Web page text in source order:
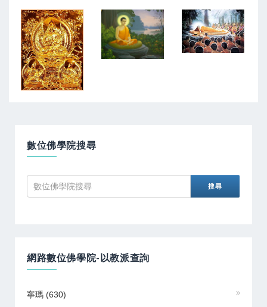
數位佛學院搜尋
網路數位佛學院-以教派查詢
寧瑪 (630)